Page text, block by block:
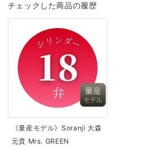
チェックした商品の履歴
ル》
Soranji
森
元
貴
《量産モデル》Soranji 大森
元貴 Mrs. GREEN